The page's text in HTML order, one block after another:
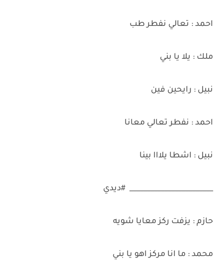
احمد : تعالي نفطر طب
ملك : يلا يا بني
نبيل : رايحين فين
احمد : نفطر تعالي معانا
نبيل : اشطا يلااا بينا
________________________ #ديدي
حازم : يزفت ركز معايا شويه
محمد : ما انا مركز اهو يا بني